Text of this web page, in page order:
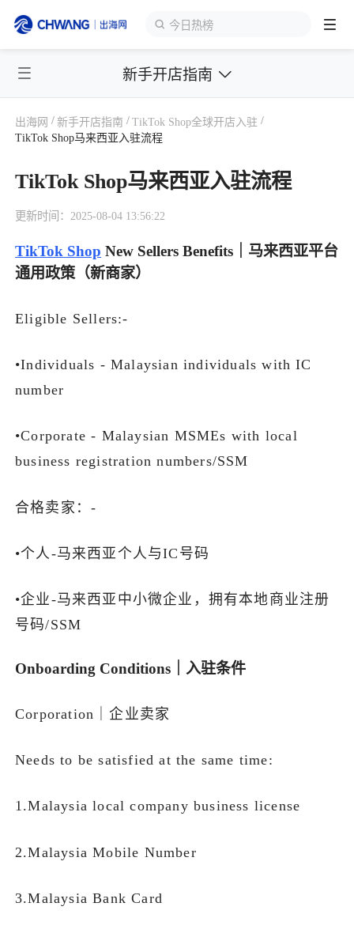
今日热榜
跨境展会
出海服务
出海资讯
出海导航
了解出海网
新手开店指南
出海网 / 新手开店指南 / TikTok Shop全球开店入驻 /
TikTok Shop马来西亚入驻流程
TikTok Shop马来西亚入驻流程
更新时间：2025-08-04 13:56:22
TikTok Shop New Sellers Benefits｜马来西亚平台
通用政策（新商家）
Eligible Sellers:-
•Individuals - Malaysian individuals with IC
number
•Corporate - Malaysian MSMEs with local
business registration numbers/SSM
合格卖家：-
•个人-马来西亚个人与IC号码
•企业-马来西亚中小微企业，拥有本地商业注册
号码/SSM
Onboarding Conditions｜入驻条件
Corporation｜企业卖家
Needs to be satisfied at the same time:
1.Malaysia local company business license
2.Malaysia Mobile Number
3.Malaysia Bank Card